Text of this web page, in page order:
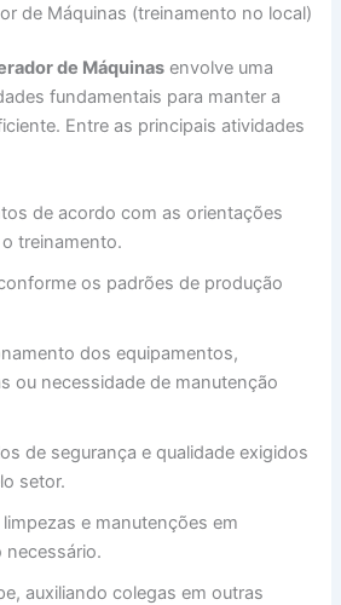
de Máquinas (treinamento no local)
de Máquinas envolve uma
fundamentais para manter a
Entre as principais atividades
de acordo com as orientações
treinamento.
os padrões de produção
dos equipamentos,
ou necessidade de manutenção
de segurança e qualidade exigidos
setor.
e manutenções em
necessário.
auxiliando colegas em outras